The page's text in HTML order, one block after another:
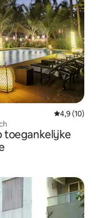
4,9 (10)
toegankelijke